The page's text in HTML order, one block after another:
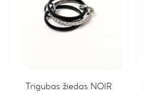
Trigubas žiedas NOIR